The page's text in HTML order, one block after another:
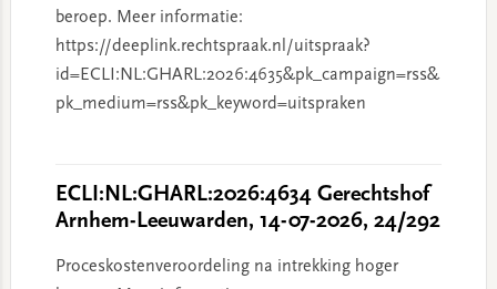
beroep. Meer informatie:
https://deeplink.rechtspraak.nl/uitspraak?
id=ECLI:NL:GHARL:2026:4635&pk_campaign=rss&
pk_medium=rss&pk_keyword=uitspraken
ECLI:NL:GHARL:2026:4634 Gerechtshof
Arnhem-Leeuwarden, 14-07-2026, 24/292
Proceskostenveroordeling na intrekking hoger